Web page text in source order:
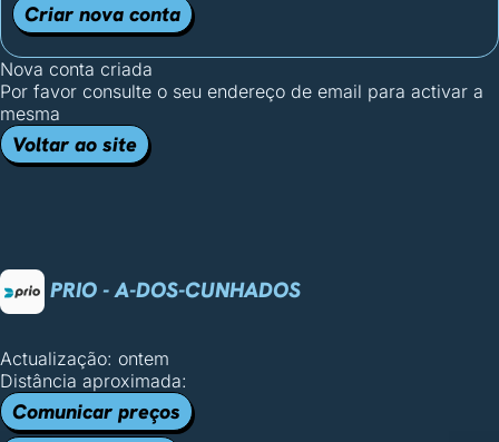
Criar nova conta
Nova conta criada
Por favor consulte o seu endereço de email para activar a
mesma
Voltar ao site
PRIO - A-DOS-CUNHADOS
Actualização: ontem
Distância aproximada:
Comunicar preços